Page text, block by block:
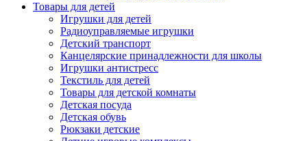
Товары для детей
Игрушки для детей
Радиоуправляемые игрушки
Детский транспорт
Канцелярские принадлежности для школы
Игрушки антистресс
Текстиль для детей
Товары для детской комнаты
Детская посуда
Детская обувь
Рюкзаки детские